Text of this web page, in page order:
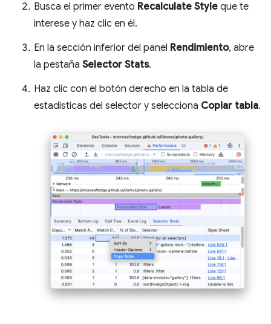
Busca el primer evento Recalculate Style que te
interese y haz clic en él.
En la sección inferior del panel Rendimiento, abre
la pestaña Selector Stats.
Haz clic con el botón derecho en la tabla de
estadísticas del selector y selecciona Copiar tabla.